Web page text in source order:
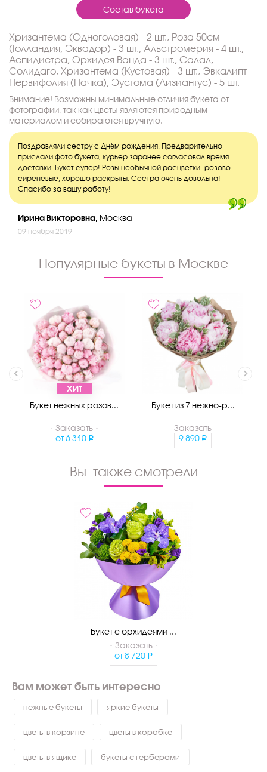
Состав букета
Хризантема (Одноголовая) - 2 шт., Роза 50см
(Голландия, Эквадор) - 3 шт., Альстромерия - 4 шт.,
Аспидистра, Орхидея Ванда - 3 шт., Салал,
Солидаго, Хризантема (Кустовая) - 3 шт., Эвкалипт
Первифолия (Пачка), Эустома (Лизиантус) - 5 шт.
Внимание! Возможны минимальные отличия букета от
фотографии, так как цветы являются природным
материалом и собираются вручную.
Поздравляли сестру с Днём рождения. Предварительно
прислали фото букета, курьер заранее согласовал время
доставки. Букет супер! Розы необычной расцветки- розово-
сиреневые, хорошо раскрыты. Сестра очень довольна!
Спасибо за вашу работу!
Ирина Викторовна, Москва
09 ноября 2019
Популярные букеты в Москве
ХИТ
Букет нежных розов...
Заказать
от 6 310
Букет из 7 нежно-р...
Заказать
9 890
Вы также смотрели
Букет с орхидеями ...
Заказать
от8 720
Вам может быть интересно
нежные букеты яркие букеты
цветы в корзине цветы в коробке
цветы в ящике букеты с герберами